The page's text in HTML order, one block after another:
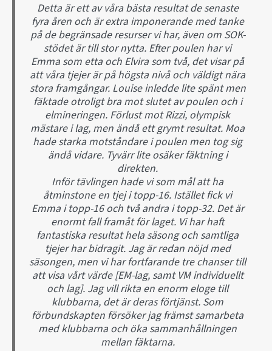
Detta är ett av våra bästa resultat de senaste
fyra åren och är extra imponerande med tanke
på de begränsade resurser vi har, även om SOK-
stödet är till stor nytta. Efter poulen har vi
Emma som etta och Elvira som två, det visar på
att våra tjejer är på högsta nivå och väldigt nära
stora framgångar. Louise inledde lite spänt men
fäktade otroligt bra mot slutet av poulen och i
elmineringen. Förlust mot Rizzi, olympisk
mästare i lag, men ändå ett grymt resultat. Moa
hade starka motståndare i poulen men tog sig
ändå vidare. Tyvärr lite osäker fäktning i
direkten.
Inför tävlingen hade vi som mål att ha
åtminstone en tjej i topp-16. Istället fick vi
Emma i topp-16 och två andra i topp-32. Det är
enormt fall framåt för laget. Vi har haft
fantastiska resultat hela säsong och samtliga
tjejer har bidragit. Jag är redan nöjd med
säsongen, men vi har fortfarande tre chanser till
att visa vårt värde [EM-lag, samt VM individuellt
och lag]. Jag vill rikta en enorm eloge till
klubbarna, det är deras förtjänst. Som
förbundskapten försöker jag främst samarbeta
med klubbarna och öka sammanhållningen
mellan fäktarna.